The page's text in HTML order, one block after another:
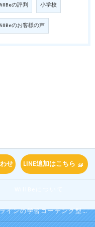
の評判 小学校
のお客様の声
せ LINE追加はこちら
オンラインの学習コーチング型・映像授業型の塾･自習塾WillBeの評判